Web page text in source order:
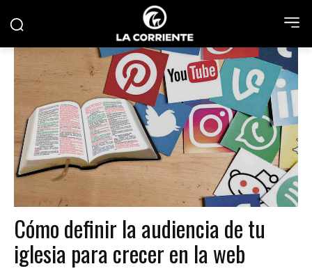
Cómo definir la audiencia de tu
iglesia para crecer en la web